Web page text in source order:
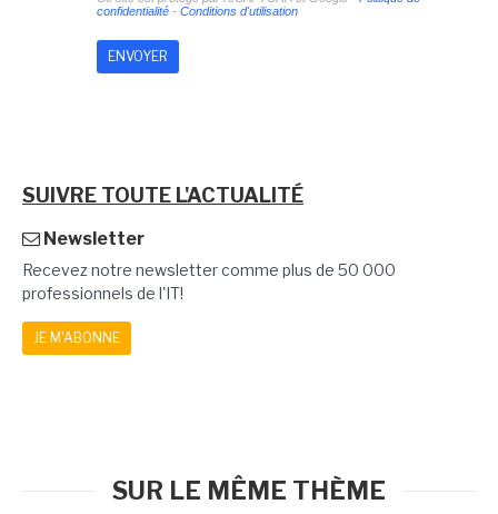
confidentialité- Conditions d'utilisation
SUIVRE TOUTE L'ACTUALITÉ
Newsletter
Recevez notre newsletter comme plus de 50 000
professionnels de l'IT!
JE M'ABONNE
SUR LE MÊME THÈME